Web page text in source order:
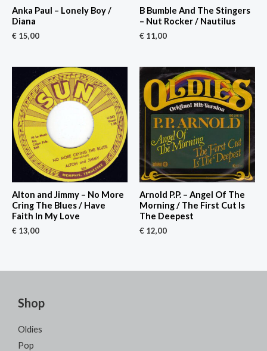
Anka Paul – Lonely Boy /
Diana
€ 15,00
B Bumble And The Stingers
– Nut Rocker / Nautilus
€ 11,00
Alton and Jimmy – No More
Cring The Blues / Have
Faith In My Love
€ 13,00
Arnold P.P. – Angel Of The
Morning / The First Cut Is
The Deepest
€ 12,00
Shop
Oldies
Pop